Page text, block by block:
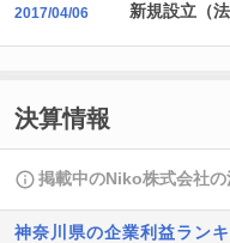
2017/04/06 新規設立（
決算情報
掲載中のNiko株式会社の
神奈川県の企業利益ラン